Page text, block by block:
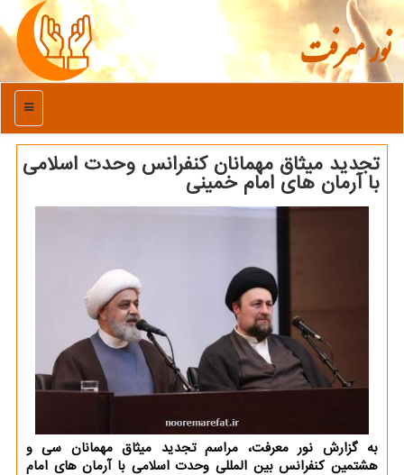
نور معرفت
منو
تجدید میثاق مهمانان کنفرانس وحدت اسلامی
با آرمان های امام خمینی
به گزارش نور معرفت، مراسم تجدید میثاق مهمانان سی و
هشتمین کنفرانس بین المللی وحدت اسلامی با آرمان های امام